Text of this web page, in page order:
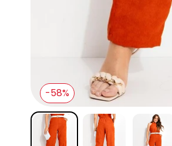
-58%